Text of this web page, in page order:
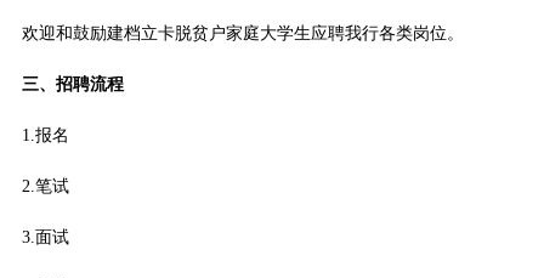
欢迎和鼓励建档立卡脱贫户家庭大学生应聘我行各类岗位。
三、招聘流程
1.报名
2.笔试
3.面试